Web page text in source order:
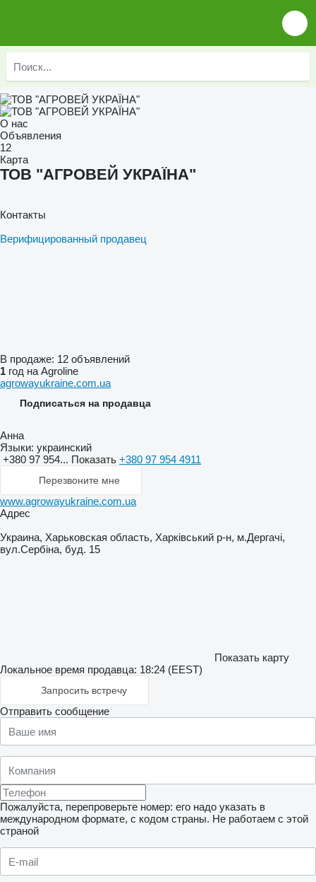
О нас
Объявления
12
Карта
ТОВ "АГРОВЕЙ УКРАЇНА"
Контакты
Верифицированный продавец
В продаже: 12 объявлений
1 год на Agroline
agrowayukraine.com.ua
Подписаться на продавца
Анна
Языки: украинский
+380 97 954... Показать +380 97 954 4911
Перезвоните мне
www.agrowayukraine.com.ua
Адрес
Украина, Харьковская область, Харківський р-н, м.Дергачі,
вул.Сербіна, буд. 15
Показать карту
Локальное время продавца: 18:24 (EEST)
Запросить встречу
Отправить сообщение
Пожалуйста, перепроверьте номер: его надо указать в
международном формате, с кодом страны. Не работаем с этой
страной